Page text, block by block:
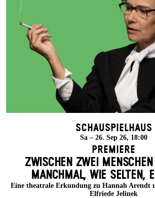
Schauspielhaus
Sa – 26. Sep 26, 18:00
Premiere
ZWISCHEN ZWEI
MANCH­MAL, WIE SELTEN,
Eine theatrale Erkundung zu Hannah Arendt
Elfriede Jelinek